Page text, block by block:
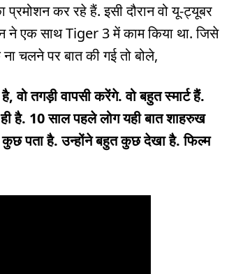
कर रहे हैं. इसी दौरान वो यू-ट्यूबर
एक साथ Tiger 3 में काम किया था. जिसे
चलने पर बात की गई तो बोले,
तगड़ी वापसी करेंगे. वो बहुत स्मार्ट हैं.
है. 10 साल पहले लोग यही बात शाहरुख
पता है. उन्होंने बहुत कुछ देखा है. फिल्म